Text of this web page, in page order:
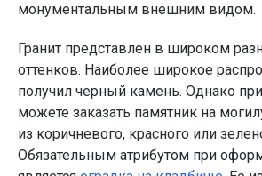
монументальным внешним видом.
Гранит представлен в широком
оттенков. Наиболее широкое
получил черный камень. Однако
можете заказать памятник на
из коричневого, красного или
Обязательным атрибутом при